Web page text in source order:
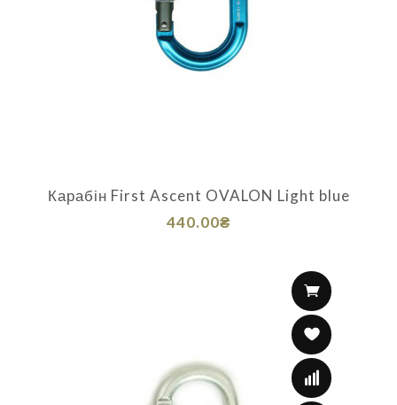
Карабін First Ascent OVALON Light blue
440.00₴